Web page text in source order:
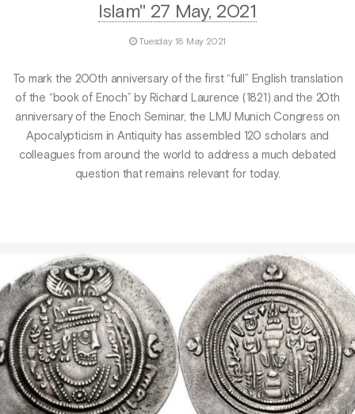
Islam" 27 May, 2021
Tuesday 18 May 2021
To mark the 200th anniversary of the first “full” English translation
of the “book of Enoch” by Richard Laurence (1821) and the 20th
anniversary of the Enoch Seminar, the LMU Munich Congress on
Apocalypticism in Antiquity has assembled 120 scholars and
colleagues from around the world to address a much debated
question that remains relevant for today.